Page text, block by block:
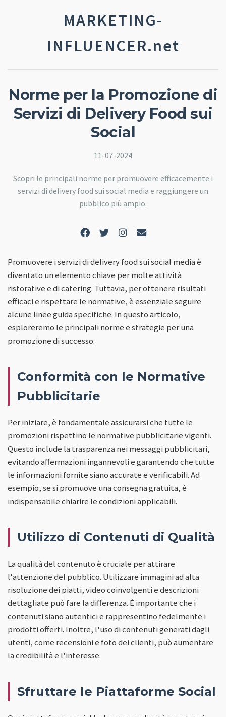
MARKETING-
INFLUENCER.net
Norme per la Promozione di
Servizi di Delivery Food sui
Social
11-07-2024
Scopri le principali norme per promuovere efficacemente i
servizi di delivery food sui social media e raggiungere un
pubblico più ampio.
Promuovere i servizi di delivery food sui social media è
diventato un elemento chiave per molte attività
ristorative e di catering. Tuttavia, per ottenere risultati
efficaci e rispettare le normative, è essenziale seguire
alcune linee guida specifiche. In questo articolo,
esploreremo le principali norme e strategie per una
promozione di successo.
Conformità con le Normative
Pubblicitarie
Per iniziare, è fondamentale assicurarsi che tutte le
promozioni rispettino le normative pubblicitarie vigenti.
Questo include la trasparenza nei messaggi pubblicitari,
evitando affermazioni ingannevoli e garantendo che tutte
le informazioni fornite siano accurate e verificabili. Ad
esempio, se si promuove una consegna gratuita, è
indispensabile chiarire le condizioni applicabili.
Utilizzo di Contenuti di Qualità
La qualità del contenuto è cruciale per attirare
l'attenzione del pubblico. Utilizzare immagini ad alta
risoluzione dei piatti, video coinvolgenti e descrizioni
dettagliate può fare la differenza. È importante che i
contenuti siano autentici e rappresentino fedelmente i
prodotti offerti. Inoltre, l'uso di contenuti generati dagli
utenti, come recensioni e foto dei clienti, può aumentare
la credibilità e l'interesse.
Sfruttare le Piattaforme Social